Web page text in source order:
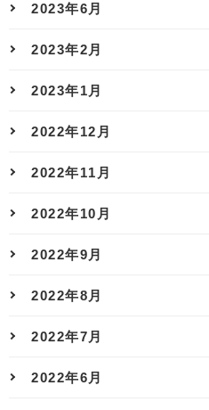
2023年6月
2023年2月
2023年1月
2022年12月
2022年11月
2022年10月
2022年9月
2022年8月
2022年7月
2022年6月